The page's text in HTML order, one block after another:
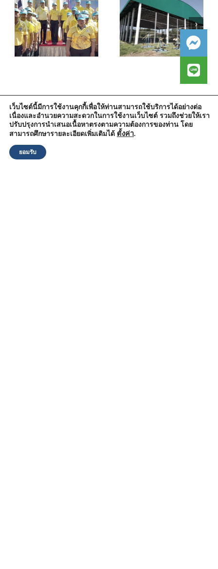
สำนักงานองค์การบริหารส่วนตำบลวัดตูม
หมู่ที่ 5 ตำบลวัดตูม อำเภอพระนครศรีอยุธยา จังหวัดพระนครศรีอยุธยา
13000
เว็บไซต์นี้มีการใช้งานคุกกี้เพื่อให้ท่านสามารถใช้บริการได้อย่างต่อ
เนื่องและอำนวยความสะดวกในการใช้งานเว็บไซต์ รวมถึงช่วยให้เรา
ปรับปรุงการนำเสนอเนื้อหาตรงตามความต้องการของท่าน โดย
สามารถศึกษารายละเอียดเพิ่มเติมได้ ตั้งค่า.
ยอมรับ